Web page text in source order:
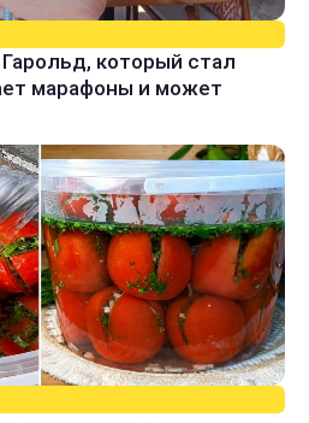
который стал
марафоны и может